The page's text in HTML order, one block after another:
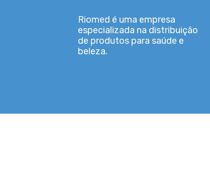
Riomed é uma empresa
especializada na distribuição
de produtos para saúde e
beleza.